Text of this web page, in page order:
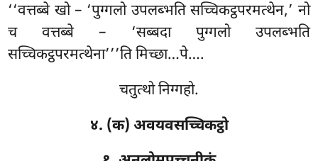
‘‘वत्तब्बे खो– ‘पुग्गलो उपलब्भति सच्चिकट्ठपरमत्थेन,’ नो
च वत्तब्बे – ‘सब्बदा पुग्गलो उपलब्भति
सच्चिकट्ठपरमत्थेना’’’ति मिच्छा…पे….
चतुत्थो निग्गहो.
४. (क) अवयवसच्चिकट्ठो